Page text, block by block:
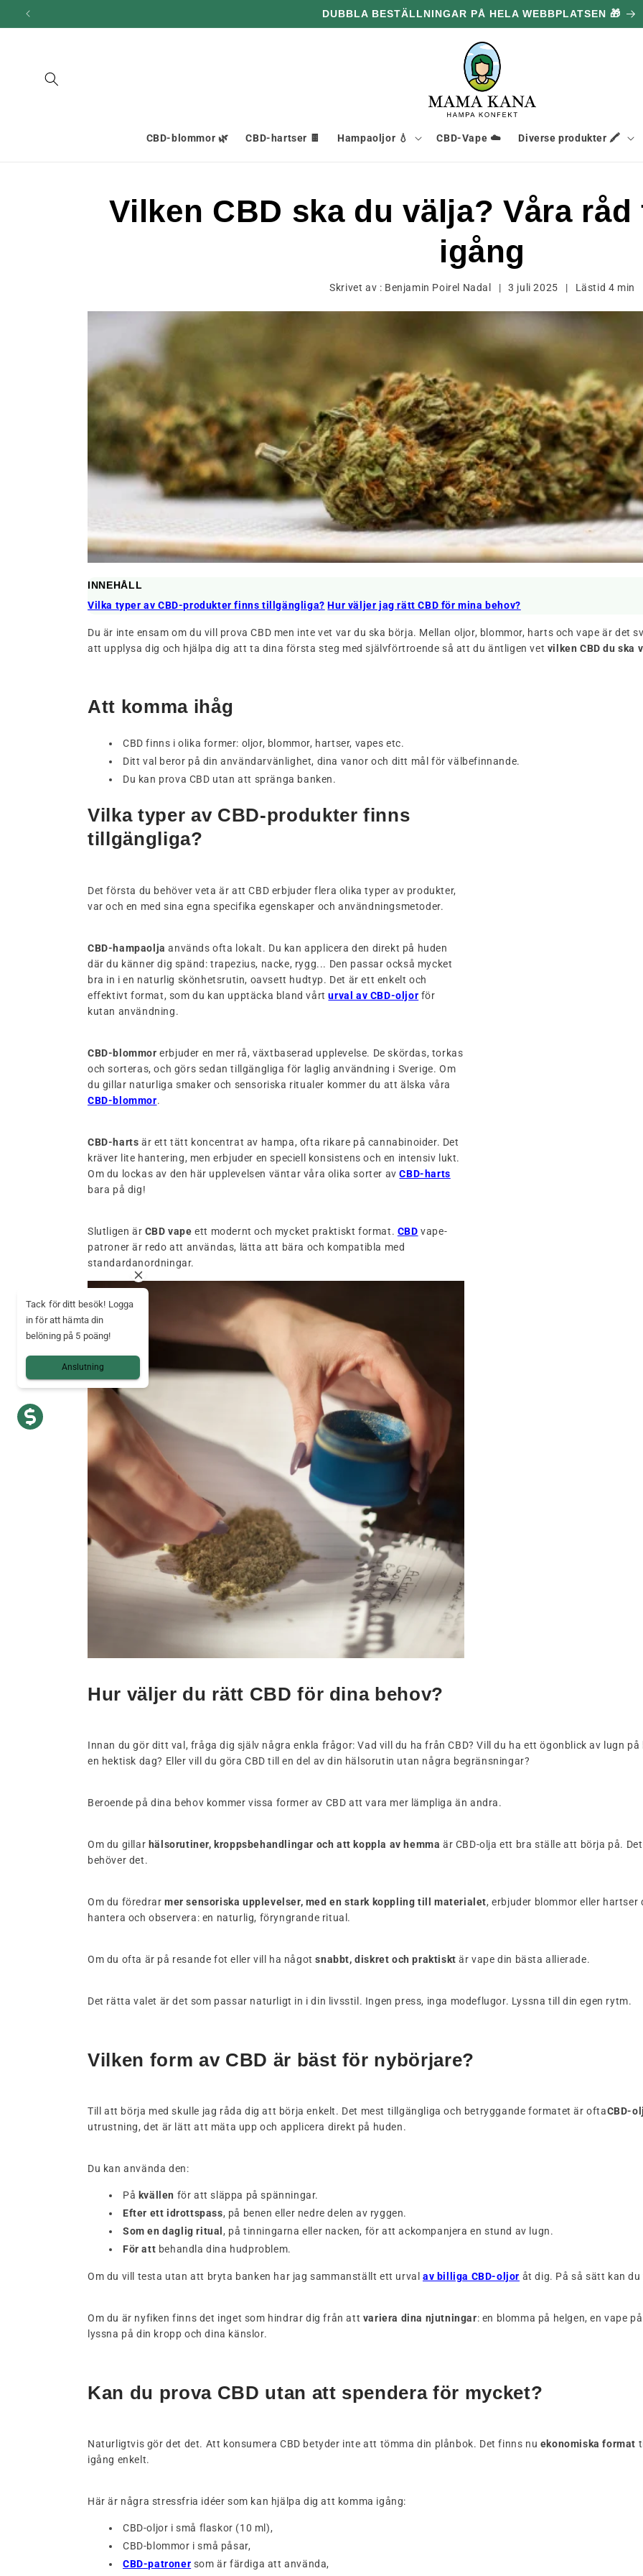
och gå
DUBBLA BESTÄLLNINGAR PÅ HELA WEBBPLATSEN 🎁
CBD-blommor 🌿 CBD-hartser 🍫 Hampaoljor 💧 CBD-Vape ☁️ Diverse produkter 🖍️
Vilken CBD ska du välja? Våra
igång
Skrivet av : Benjamin Poirel Nadal | 3 juli 2025 | Lästid 4 min
INNEHÅLL
Vilka typer av CBD-produkter finns tillgängliga? Hur väljer jag rätt CBD för mina behov?
Du är inte ensam om du vill prova CBD men inte vet var du ska börja. Mellan oljor, blommor, harts och vape är
att upplysa dig och hjälpa dig att ta dina första steg med självförtroende så att du äntligen vet vilken CBD du ska
Att komma ihåg
CBD finns i olika former: oljor, blommor, hartser, vapes etc.
Ditt val beror på din användarvänlighet, dina vanor och ditt mål för välbefinnande.
Du kan prova CBD utan att spränga banken.
Vilka typer av CBD-produkter finns
tillgängliga?
Det första du behöver veta är att CBD erbjuder flera olika typer av produkter,
var och en med sina egna specifika egenskaper och användningsmetoder.
CBD-hampaolja används ofta lokalt. Du kan applicera den direkt på huden
där du känner dig spänd: trapezius, nacke, rygg... Den passar också mycket
bra in i en naturlig skönhetsrutin, oavsett hudtyp. Det är ett enkelt och
effektivt format, som du kan upptäcka bland vårturval av CBD-oljor för
kutan användning.
CBD-blommor erbjuder en mer rå, växtbaserad upplevelse. De skördas, torkas
och sorteras, och görs sedan tillgängliga för laglig användning i Sverige. Om
du gillar naturliga smaker och sensoriska ritualer kommer du att älska våra
CBD-blommor.
CBD-harts är ett tätt koncentrat av hampa, ofta rikare på cannabinoider. Det
kräver lite hantering, men erbjuder en speciell konsistens och en intensiv lukt.
Om du lockas av den här upplevelsen väntar våra olika sorter avCBD-harts
bara på dig!
Slutligen är CBD vape ett modernt och mycket praktiskt format. CBD vape-
patroner är redo att användas, lätta att bära och kompatibla med
standardanordningar.
Hur väljer du rätt CBD för dina behov?
Innan du gör ditt val, fråga dig själv några enkla frågor: Vad vill du ha från CBD? Vill du ha ett ögonblick av lugn
en hektisk dag? Eller vill du göra CBD till en del av din hälsorutin utan några begränsningar?
Beroende på dina behov kommer vissa former av CBD att vara mer lämpliga än andra.
Om du gillar hälsorutiner, kroppsbehandlingar och att koppla av hemma är CBD-olja ett bra ställe att börja på.
behöver det.
Om du föredrar mer sensoriska upplevelser, med en stark koppling till materialet, erbjuder blommor eller hartser
hantera och observera: en naturlig, föryngrande ritual.
Om du ofta är på resande fot eller vill ha någotsnabbt, diskret och praktiskt är vape din bästa allierade.
Det rätta valet är det som passar naturligt in i din livsstil. Ingen press, inga modeflugor. Lyssna till din egen rytm.
Vilken form av CBD är bäst för nybörjare?
Till att börja med skulle jag råda dig att börja enkelt. Det mest tillgängliga och betryggande formatet är oftaCBD-
utrustning, det är lätt att mäta upp och applicera direkt på huden.
Du kan använda den:
På kvällen för att släppa på spänningar.
Efter ett idrottspass, på benen eller nedre delen av ryggen.
Som en daglig ritual , på tinningarna eller nacken, för att ackompanjera en stund av lugn.
För att behandla dina hudproblem.
Om du vill testa utan att bryta banken har jag sammanställt ett urval av billiga CBD-oljor åt dig. På så sätt kan
Om du är nyfiken finns det inget som hindrar dig från att variera dina njutningar: en blomma på helgen, en vape
lyssna på din kropp och dina känslor.
Kan du prova CBD utan att spendera för mycket?
Naturligtvis gör det det. Att konsumera CBD betyder inte att tömma din plånbok. Det finns nu ekonomiska format
igång enkelt.
Här är några stressfria idéer som kan hjälpa dig att komma igång:
CBD-oljor i små flaskor (10 ml),
CBD-blommor i små påsar,
CBD-patroner som är färdiga att använda,
Tack för ditt besök! Logga
in för att hämta din
belöning på 5 poäng!
Anslutning